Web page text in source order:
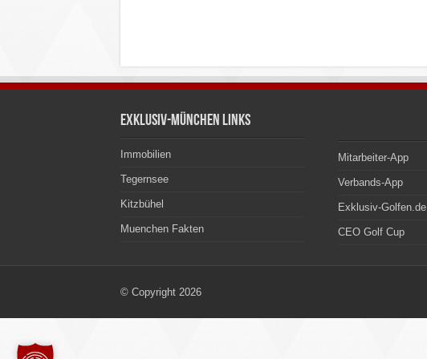
Exklusiv-München Links
Immobilien
Tegernsee
Kitzbühel
Muenchen Fakten
Mitarbeiter-App
Verbands-App
Exklusiv-Golfen.de
CEO Golf Cup
© Copyright 2026